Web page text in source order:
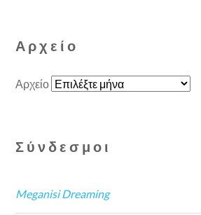
Αρχείο
Αρχείο
Σύνδεσμοι
Meganisi Dreaming